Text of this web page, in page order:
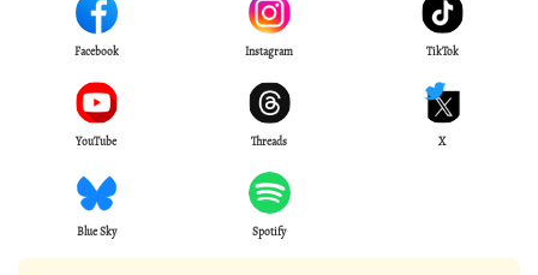
Facebook Instagram TikTok
YouTube Threads X
Blue Sky Spotify